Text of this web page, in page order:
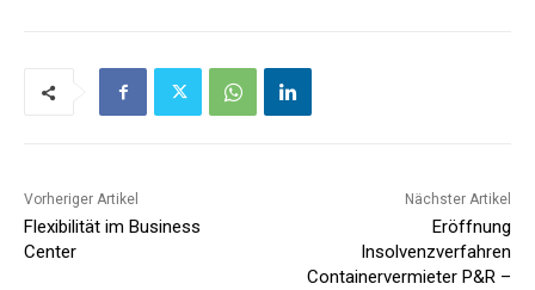
Vorheriger Artikel
Flexibilität im Business
Center
Nächster Artikel
Eröffnung
Insolvenzverfahren
Containervermieter P&R –